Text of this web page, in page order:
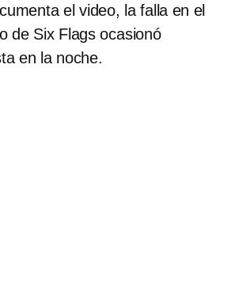
el video, la falla en el
de Six Flags ocasionó
en la noche.